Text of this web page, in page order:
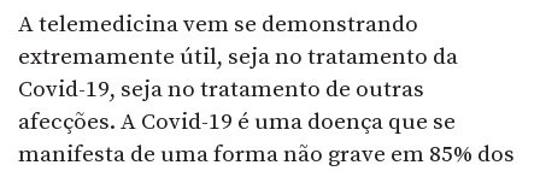
A telemedicina vem se demonstrando
extremamente útil, seja no tratamento da
Covid-19, seja no tratamento de outras
afecções. A Covid-19 é uma doença que se
manifesta de uma forma não grave em 85% dos